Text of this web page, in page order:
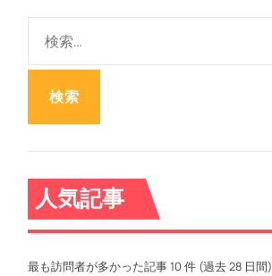
:
人気記事
最も訪問者が多かった記事 10 件 (過去 28 日間)